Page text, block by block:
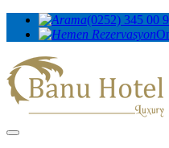
(0252) 345 00